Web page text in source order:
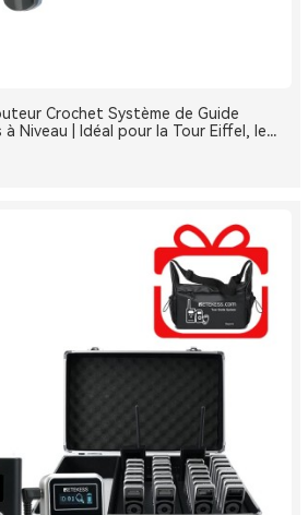
Crochet Système de Guide
à Niveau | Idéal pour la Tour Eiffel, le
de France